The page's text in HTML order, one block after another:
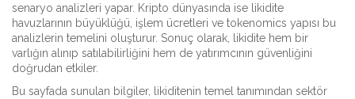
senaryo analizleri yapar. Kripto dünyasında ise likidite
havuzlarının büyüklüğü, işlem ücretleri ve tokenomics yapısı bu
analizlerin temelini oluşturur. Sonuç olarak, likidite hem bir
varlığın alınıp satılabilirliğini hem de yatırımcının güvenliğini
doğrudan etkiler.
Bu sayfada sunulan bilgiler, likiditenin temel tanımından sektör